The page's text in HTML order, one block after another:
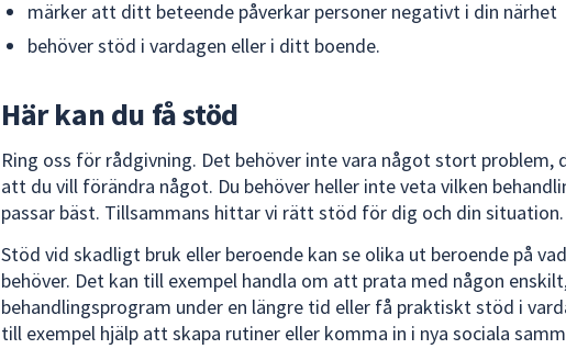
märker att ditt beteende påverkar personer negativt i din närhet
behöver stöd i vardagen eller i ditt boende.
Här kan du få stöd
Ring oss för rådgivning. Det behöver inte vara något stort problem,
att du vill förändra något. Du behöver heller inte veta vilken
passar bäst. Tillsammans hittar vi rätt stöd för dig och din situation.
Stöd vid skadligt bruk eller beroende kan se olika ut beroende på
behöver. Det kan till exempel handla om att prata med någon
behandlingsprogram under en längre tid eller få praktiskt stöd i
till exempel hjälp att skapa rutiner eller komma in i nya sociala